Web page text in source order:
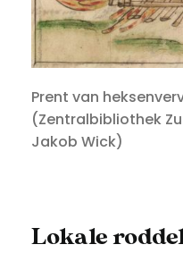
Prent van
(Zentralbibliothek
Jakob Wick)
Lokale